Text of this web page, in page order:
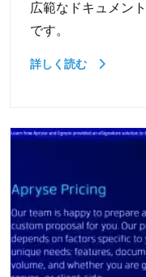
広範なドキュメン
です。
詳しく読む